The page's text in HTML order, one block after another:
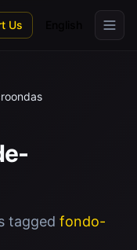
Us
tagged fondo-